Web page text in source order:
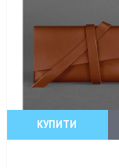
КУПИТИ